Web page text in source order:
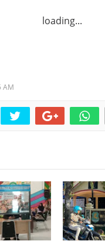
loading...
AM